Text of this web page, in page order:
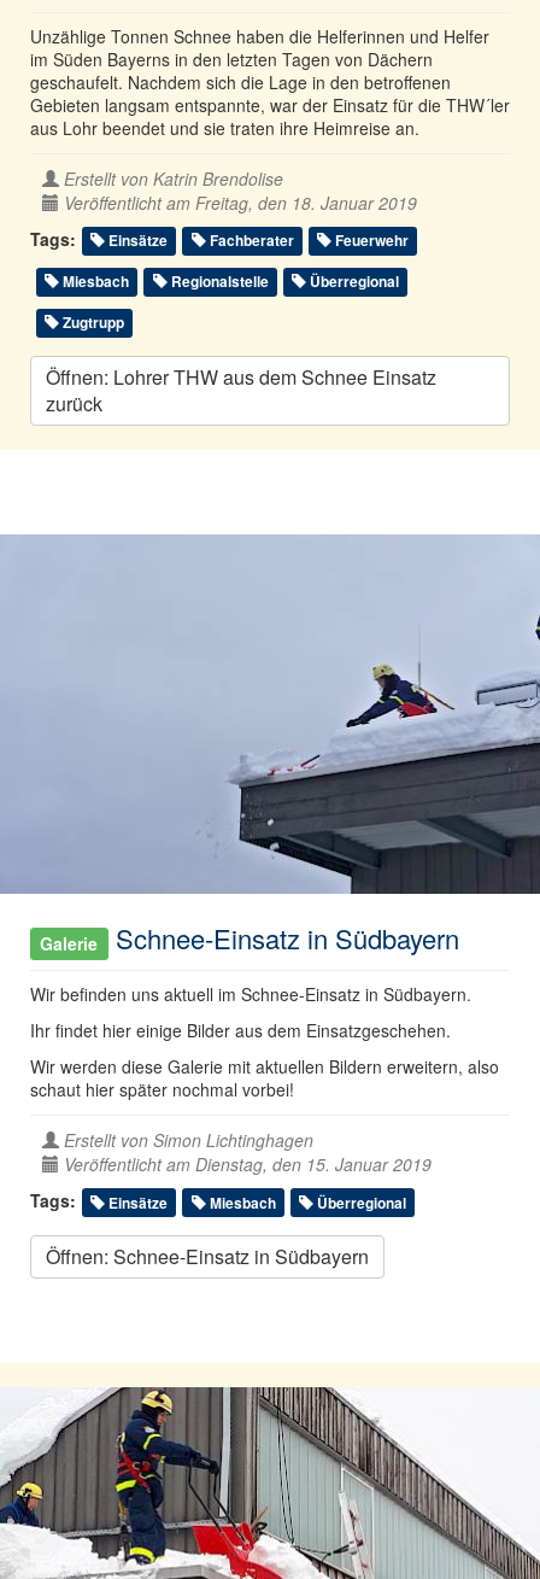
Unzählige Tonnen Schnee haben die Helferinnen und Helfer
im Süden Bayerns in den letzten Tagen von Dächern
geschaufelt. Nachdem sich die Lage in den betroffenen
Gebieten langsam entspannte, war der Einsatz für die THW´ler
aus Lohr beendet und sie traten ihre Heimreise an.
Erstellt von Katrin Brendolise
Veröffentlicht am Freitag, den 18. Januar 2019
Tags:
Einsätze Fachberater
Feuerwehr
Miesbach
Regionalstelle
Überregional
Zugtrupp
Öffnen: Lohrer THW aus dem Schnee Einsatz
zurück
Galerie Schnee-Einsatz in Südbayern
Wir befinden uns aktuell im Schnee-Einsatz in Südbayern.
Ihr findet hier einige Bilder aus dem Einsatzgeschehen.
Wir werden diese Galerie mit aktuellen Bildern erweitern, also
schaut hier später nochmal vorbei!
Erstellt von Simon Lichtinghagen
Veröffentlicht am Dienstag, den 15. Januar 2019
Tags:
Einsätze Miesbach Überregional
Öffnen: Schnee-Einsatz in Südbayern